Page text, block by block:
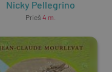
Nicky Pellegrino
Prieš 4 m.